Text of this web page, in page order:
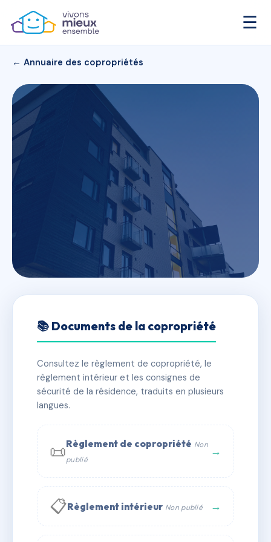
☰
← Annuaire des copropriétés
SDC 48/54 RUE SADI
CARNOT/33 RUE
MALMAISON
📍 48 r sadi carnot 93170 Bagnolet
✓ Immatriculée
📞 Contacter Syndic Digital 💬 WhatsApp
✉ Email
📚 Documents de la copropriété
Consultez le règlement de copropriété, le
règlement intérieur et les consignes de
sécurité de la résidence, traduits en plusieurs
langues.
📜Règlement de copropriété Non
publié
→
📋Règlement intérieur Non publié →